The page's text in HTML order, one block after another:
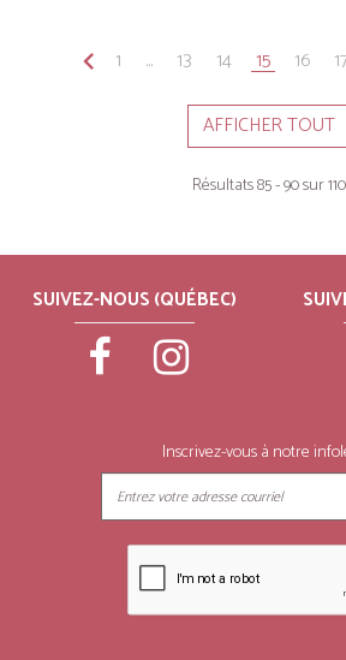
keyboard_arrow_left 1 ... 13 14 15 16
AFFICHER TOUT
Résultats 85 - 90 sur 110
SUIVEZ-NOUS (QUÉBEC)
Inscrivez-vous à notre